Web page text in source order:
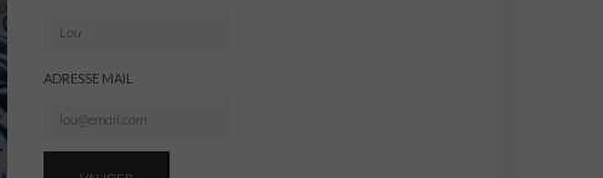
ADRESSE MAIL